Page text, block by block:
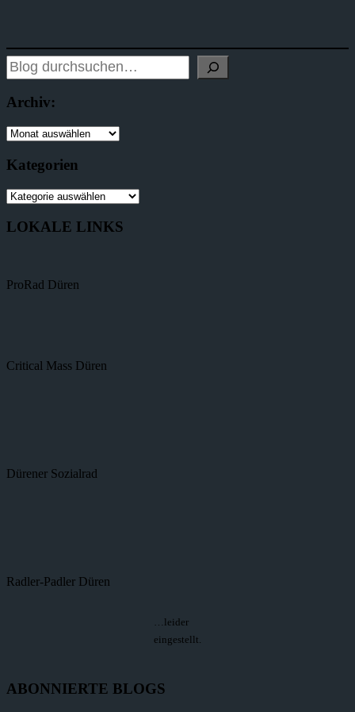
Archiv:
Kategorien
LOKALE LINKS
ProRad Düren
Critical Mass Düren
Dürener Sozialrad
Radler-Padler Düren
…leider
eingestellt.
ABONNIERTE BLOGS